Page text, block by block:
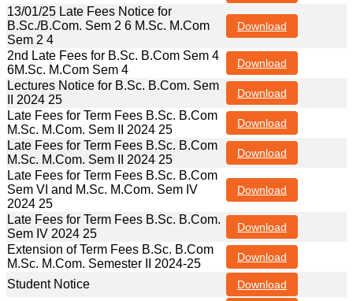
13/01/25 Late Fees Notice for
B.Sc./B.Com. Sem 2 6 M.Sc. M.Com
Sem 2 4
Download
2nd Late Fees for B.Sc. B.Com Sem 4
6M.Sc. M.Com Sem 4
Download
Lectures Notice for B.Sc. B.Com. Sem
II 2024 25
Download
Late Fees for Term Fees B.Sc. B.Com
M.Sc. M.Com. Sem II 2024 25
Download
Late Fees for Term Fees B.Sc. B.Com
M.Sc. M.Com. Sem II 2024 25
Download
Late Fees for Term Fees B.Sc. B.Com
Sem VI and M.Sc. M.Com. Sem IV
2024 25
Download
Late Fees for Term Fees B.Sc. B.Com.
Sem IV 2024 25
Download
Extension of Term Fees B.Sc. B.Com
M.Sc. M.Com. Semester II 2024-25
Download
Student Notice Download